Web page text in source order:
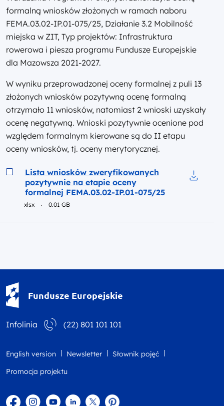
formalną wniosków złożonych w ramach naboru
FEMA.03.02-IP.01-075/25, Działanie 3.2 Mobilność
miejska w ZIT, Typ projektów: Infrastruktura
rowerowa i piesza programu Fundusze Europejskie
dla Mazowsza 2021-2027.
W wyniku przeprowadzonej oceny formalnej z puli 13
złożonych wniosków pozytywną ocenę formalną
otrzymało 11 wniosków, natomiast 2 wnioski uzyskały
ocenę negatywną. Wnioski pozytywnie ocenione pod
względem formalnym kierowane są do II etapu
oceny wniosków, tj. oceny merytorycznej.
Podgląd
Lista wniosków zweryfikowanych
pozytywnie na etapie oceny
formalnej FEMA.03.02-IP.01-075/25
xlsx 0.01 GB
Fundusze Europejskie
Infolinia (22) 801 101 101
English version Newsletter
Słownik pojęć
Promocja projektu
FacebookInstagram
YouTubeLinkedintwitterPinterest